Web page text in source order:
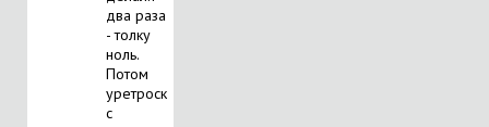
два раза
- толку
ноль.
Потом
уретроскопия
с